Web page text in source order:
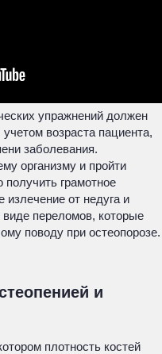
упражнений должен
возраста пациента,
заболевания.
организму и пройти
получить грамотное
излечение от недуга и
переломов, которые
поводу при остеопорозе.
и
плотность костей